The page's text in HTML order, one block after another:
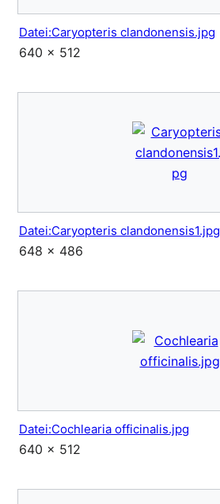
Datei:Caryopteris clandonensis.jpg
640 × 512
Datei:Caryopteris clandonensis1.jpg
648 × 486
Datei:Cochlearia officinalis.jpg
640 × 512